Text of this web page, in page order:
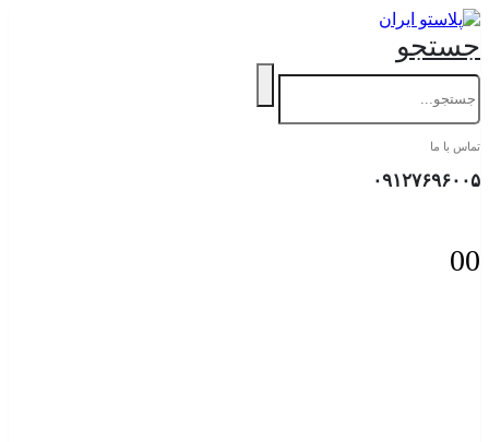
جستجو
تماس با ما
۰۹۱۲۷۶۹۶۰۰۵
00